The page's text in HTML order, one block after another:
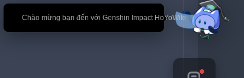
🎉 Chào mừng bạn đến với Genshin Impact HoYoWiki